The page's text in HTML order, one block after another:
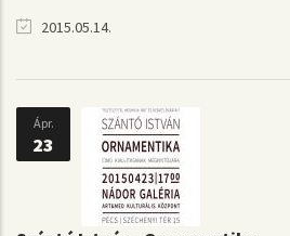
2015.05.14.
Ápr.
23